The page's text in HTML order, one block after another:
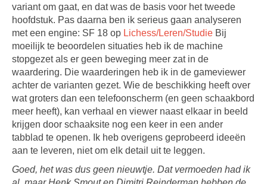
variant om gaat, en dat was de basis voor het tweede
hoofdstuk. Pas daarna ben ik serieus gaan analyseren
met een engine: SF 18 op Lichess/Leren/Studie Bij
moeilijk te beoordelen situaties heb ik de machine
stopgezet als er geen beweging meer zat in de
waardering. Die waarderingen heb ik in de gameviewer
achter de varianten gezet. Wie de beschikking heeft over
wat groters dan een telefoonscherm (en geen schaakbord
meer heeft), kan verhaal en viewer naast elkaar in beeld
krijgen door schaaksite nog een keer in een ander
tabblad te openen. Ik heb overigens geprobeerd ideeën
aan te leveren, niet om elk detail uit te leggen.
Goed, het was dus geen nieuwtje. Dat vermoeden had ik